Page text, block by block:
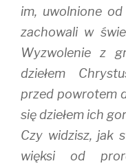
im, uwolnione
zachowali w
Wyzwolenie z
dziełem
przed powrotem
się dziełem ich
Czy widzisz, jak
więksi od